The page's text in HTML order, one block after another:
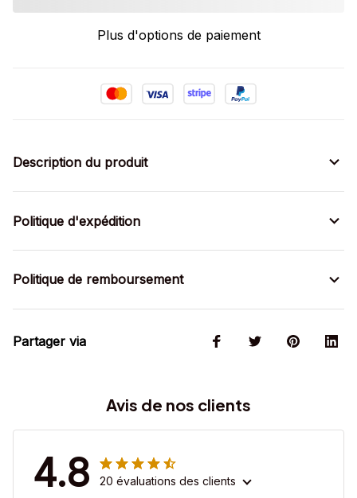
Plus d'options de paiement
Description du produit
Politique d'expédition
Politique de remboursement
Partager via
Avis de nos clients
4.8 20 évaluations des clients